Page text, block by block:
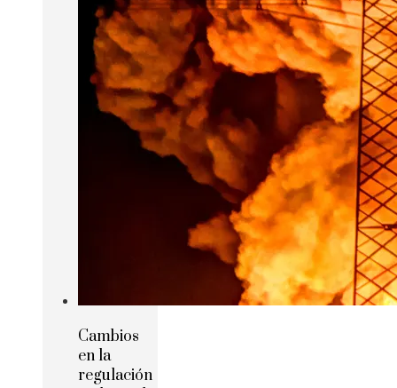
Cambios
en la
regulación